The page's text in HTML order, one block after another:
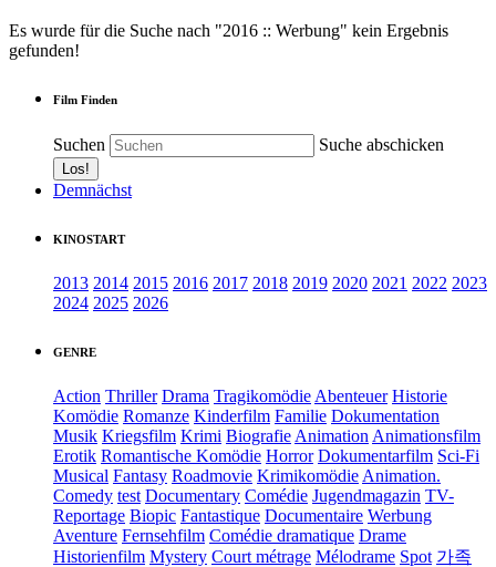
Es wurde für die Suche nach "2016 :: Werbung" kein Ergebnis
gefunden!
Film Finden
Suchen Suche abschicken
Demnächst
KINOSTART
2013 2014 2015 2016 2017 2018 2019 2020 2021 2022 2023
2024 2025 2026
GENRE
Action Thriller Drama Tragikomödie Abenteuer Historie
Komödie Romanze Kinderfilm Familie Dokumentation
Musik Kriegsfilm Krimi Biografie Animation Animationsfilm
Erotik Romantische Komödie Horror Dokumentarfilm Sci-Fi
Musical Fantasy Roadmovie Krimikomödie Animation.
Comedy test Documentary Comédie Jugendmagazin TV-
Reportage Biopic Fantastique Documentaire Werbung
Aventure Fernsehfilm Comédie dramatique Drame
Historienfilm Mystery Court métrage Mélodrame Spot 가족